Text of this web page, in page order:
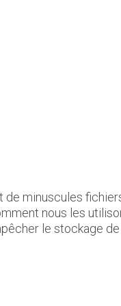
de minuscules
nous les
le stockage